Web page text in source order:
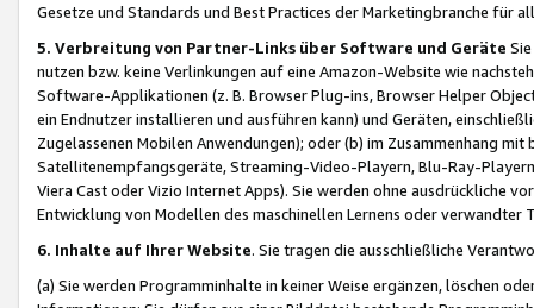
Gesetze und Standards und Best Practices der Marketingbranche für
5. Verbreitung von Partner-Links über Software und Geräte
nutzen bzw. keine Verlinkungen auf eine Amazon-Website wie
Software-Applikationen (z. B. Browser Plug-ins, Browser Helper
ein Endnutzer installieren und ausführen kann) und Geräten,
Zugelassenen Mobilen Anwendungen); oder (b) im Zusammenhang
Satellitenempfangsgeräte, Streaming-Video-Playern, Blu-Ray-
Viera Cast oder Vizio Internet Apps). Sie werden ohne ausdrückliche
Entwicklung von Modellen des maschinellen Lernens oder
6. Inhalte auf Ihrer Website. Sie tragen die ausschließliche
(a) Sie werden Programminhalte in keiner Weise ergänzen, löschen